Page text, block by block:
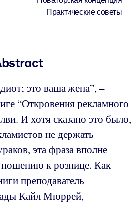
Практические советы
это ваша жена”, –
“Откровения рекламного
И хотя сказано это было,
не держать
эта фраза вполне
к рознице. Как
преподаватель
Кайл Мюррей,